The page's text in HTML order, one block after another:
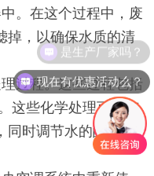
。在这个过程中，废
掉，以确保水质的清
过程。这些过程包括
这些化学处理可以有
同时调节水的酸碱
是生产厂家吗？
现在有优惠活动么？